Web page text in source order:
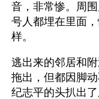
音，非常惨。周
号人都埋在里面
样。
逃出来的邻居和
拖出，但都因脚
纪志平的头扒出